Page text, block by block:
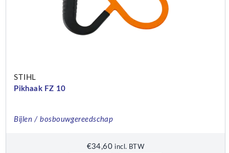
STIHL
Pikhaak FZ 10
Bijlen / bosbouwgereedschap
€34,60 incl. BTW